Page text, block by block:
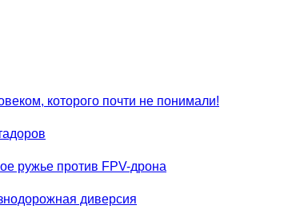
которого почти не понимали!
ружье против FPV-дрона
диверсия